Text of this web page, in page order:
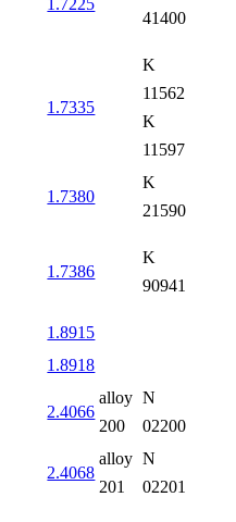
41400
1.7335
K
11562
K
11597
1.7380
K
21590
1.7386
K
90941
1.8915
1.8918
2.4066
alloy
200
N
02200
2.4068
alloy
201
N
02201